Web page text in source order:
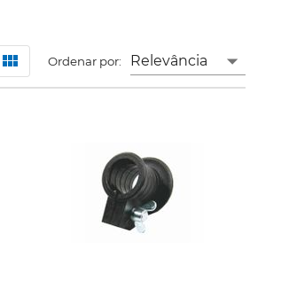
Ordenar por: Relevância